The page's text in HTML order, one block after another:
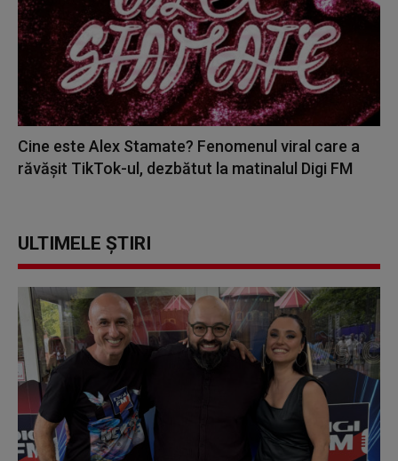
Cine este Alex Stamate? Fenomenul viral care a
răvășit TikTok-ul, dezbătut la matinalul Digi FM
ULTIMELE ȘTIRI